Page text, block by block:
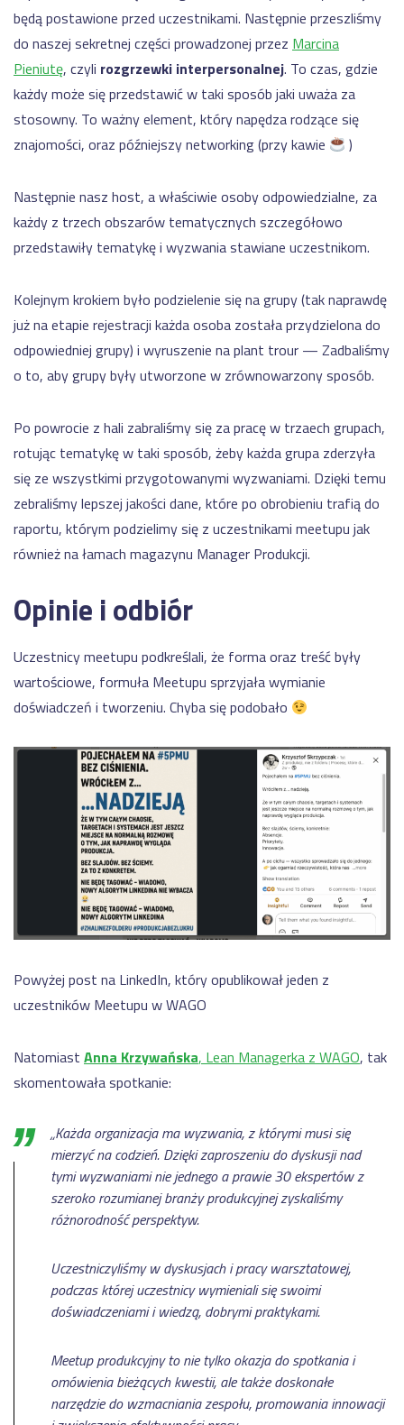
będą postawione przed uczestnikami. Następnie przeszliśmy
do naszej sekretnej części prowadzonej przez Marcina
Pieniutę, czyli rozgrzewki interpersonalnej. To czas, gdzie
każdy może się przedstawić w taki sposób jaki uważa za
stosowny. To ważny element, który napędza rodzące się
znajomości, oraz późniejszy networking (przy kawie
)
Następnie nasz host, a właściwie osoby odpowiedzialne, za
każdy z trzech obszarów tematycznych szczegółowo
przedstawiły tematykę i wyzwania stawiane uczestnikom.
Kolejnym krokiem było podzielenie się na grupy (tak naprawdę
już na etapie rejestracji każda osoba została przydzielona do
odpowiedniej grupy) i wyruszenie na plant trour — Zadbaliśmy
o to, aby grupy były utworzone w zrównowarzony sposób.
Po powrocie z hali zabraliśmy się za pracę w trzaech grupach,
rotując tematykę w taki sposób, żeby każda grupa zderzyła
się ze wszystkimi przygotowanymi wyzwaniami. Dzięki temu
zebraliśmy lepszej jakości dane, które po obrobieniu trafią do
raportu, którym podzielimy się z uczestnikami meetupu jak
również na łamach magazynu Manager Produkcji.
Opinie i odbiór
Uczestnicy meetupu podkreślali, że forma oraz treść były
wartościowe, formuła Meetupu sprzyjała wymianie
doświadczeń i tworzeniu. Chyba się podobało
Powyżej post na LinkedIn, który opublikował jeden z
uczestników Meetupu w WAGO
Natomiast Anna Krzywańska, Lean Managerka z WAGO, tak
skomentowała spotkanie:
„Każda organizacja ma wyzwania, z którymi musi się
mierzyć na codzień. Dzięki zaproszeniu do dyskusji nad
tymi wyzwaniami nie jednego a prawie 30 ekspertów z
szeroko rozumianej branży produkcyjnej zyskaliśmy
różnorodność perspektyw.
Uczestniczyliśmy w dyskusjach i pracy warsztatowej,
podczas której uczestnicy wymieniali się swoimi
doświadczeniami i wiedzą, dobrymi praktykami.
Meetup produkcyjny to nie tylko okazja do spotkania i
omówienia bieżących kwestii, ale także doskonałe
narzędzie do wzmacniania zespołu, promowania innowacji